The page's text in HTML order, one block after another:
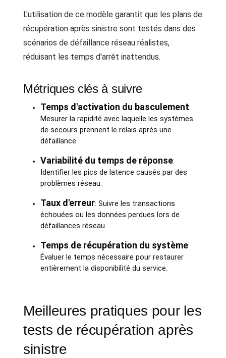
L'utilisation de ce modèle garantit que les plans de
récupération après sinistre sont testés dans des
scénarios de défaillance réseau réalistes,
réduisant les temps d'arrêt inattendus.
Métriques clés à suivre
Temps d'activation du basculement:
Mesurer la rapidité avec laquelle les systèmes
de secours prennent le relais après une
défaillance.
Variabilité du temps de réponse:
Identifier les pics de latence causés par des
problèmes réseau.
Taux d'erreur: Suivre les transactions
échouées ou les données perdues lors de
défaillances réseau.
Temps de récupération du système:
Évaluer le temps nécessaire pour restaurer
entièrement la disponibilité du service.
Meilleures pratiques pour les
tests de récupération après
sinistre